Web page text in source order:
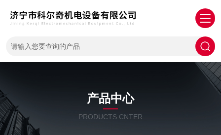
产品中心
PRODUCTS CNTER